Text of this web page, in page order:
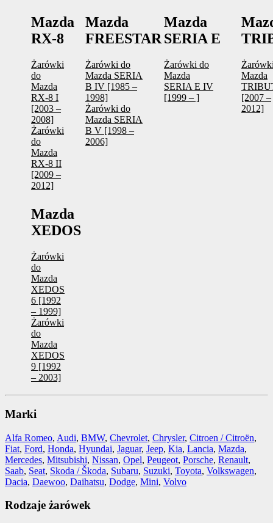
Mazda
RX-8
Żarówki
do
Mazda
RX-8 I
[2003 –
2008]
Żarówki
do
Mazda
RX-8 II
[2009 –
2012]
Mazda
FREESTAR
Żarówki do
Mazda SERIA
B IV [1985 –
1998]
Żarówki do
Mazda SERIA
B V [1998 –
2006]
Mazda
SERIA E
Żarówki do
Mazda
SERIA E IV
[1999 – ]
Mazda
[2007 –
2012]
Mazda
XEDOS
Żarówki
do
Mazda
XEDOS
6 [1992
– 1999]
Żarówki
do
Mazda
XEDOS
9 [1992
– 2003]
Marki
Alfa Romeo, Audi, BMW, Chevrolet, Chrysler, Citroen / Citroën,
Fiat, Ford, Honda, Hyundai, Jaguar, Jeep, Kia, Lancia, Mazda,
Mercedes, Mitsubishi, Nissan, Opel, Peugeot, Porsche, Renault,
Saab, Seat, Skoda / Škoda, Subaru, Suzuki, Toyota, Volkswagen,
Dacia, Daewoo, Daihatsu, Dodge, Mini, Volvo
Rodzaje żarówek